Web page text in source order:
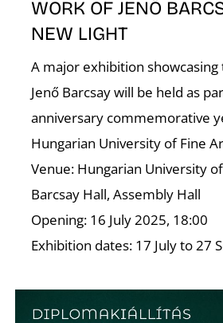
WORK OF JENŐ
NEW LIGHT
A major exhibition
Jenő Barcsay will be held as
anniversary commemorative
Hungarian University of Fine
Venue: Hungarian University
Barcsay Hall, Assembly Hall
Opening: 16 July 2025, 18:00
Exhibition dates: 17 July to 27